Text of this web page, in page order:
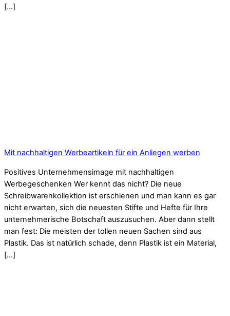
[…]
Mit nachhaltigen Werbeartikeln für ein Anliegen werben
Positives Unternehmensimage mit nachhaltigen
Werbegeschenken Wer kennt das nicht? Die neue
Schreibwarenkollektion ist erschienen und man kann es gar
nicht erwarten, sich die neuesten Stifte und Hefte für Ihre
unternehmerische Botschaft auszusuchen. Aber dann stellt
man fest: Die meisten der tollen neuen Sachen sind aus
Plastik. Das ist natürlich schade, denn Plastik ist ein Material,
[…]